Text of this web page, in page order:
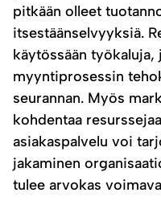
pitkään olleet
itsestäänselvyyksiä.
käytössään
myyntiprosessin
seurannan. Myös
kohdentaa
asiakaspalvelu voi
jakaminen
tulee arvokas